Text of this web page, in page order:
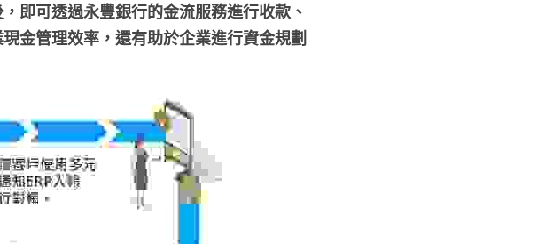
即可透過永豐銀行的金流服務進行收款、
金管理效率，還有助於企業進行資金規劃